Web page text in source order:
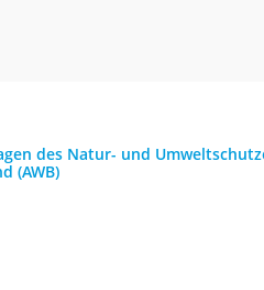
des Natur- und
(AWB)